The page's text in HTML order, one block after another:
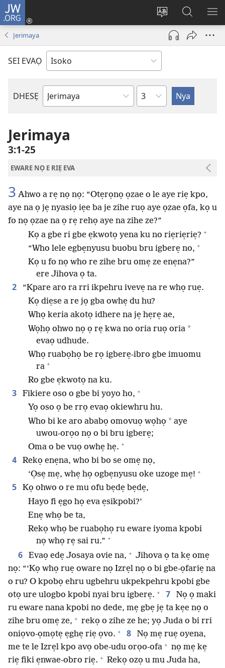
JW.ORG
Nwene
ẹvẹrẹ
Ro
Eva
(opens
window)
Gwọlọ
JW.ORG
Jerimaya
SEI EVAỌ
DHESẸ
Ebe
Uzou
Jerimaya
3:1-25
EWARE NỌ E RIẸ EVA
3 Ahwo a rẹ nọ nọ: “Otẹrọnọ ọzae o le aye riẹ kpo,
aye na ọ jẹ nyasiọ iẹe ba je zihe ruọ aye ọzae ọfa, kọ u
fo nọ ọzae na ọ rẹ rehọ aye na zihe ze?”
Kọ a gbe ri gbe ẹkwotọ yena ku no riẹriẹriẹ? +
“Who lele egbẹnyusu buobu bru igberẹ no, +
Kọ u fo nọ who re zihe bru omẹ ze enẹna?”
ere Jihova ọ ta.
2
“Kpare aro ra rri ikpehru ivevẹ na re whọ ruẹ.
Kọ diẹse a re jọ gba owhẹ du hu?
Whọ keria akotọ idhere na jẹ hẹrẹ ae,
Wọhọ ohwo nọ ọ rẹ kwa no oria ruọ oria *
evaọ udhude.
Whọ ruabọhọ be rọ igberẹ-ibro gbe imuomu
ra +
Ro gbe ẹkwotọ na ku.
3 Fikiere oso o gbe bi yoyo ho, +
Yọ oso ọ be rrọ evaọ okiewhru hu.
Who bi ke aro ababọ omovuọ wọhọ * aye
uwou-orọo nọ o bi bru igberẹ;
Oma o be vuọ owhẹ hẹ. +
4
Rekọ enẹna, who bi bo se omẹ nọ,
‘Ọsẹ mẹ, whẹ họ ogbẹnyusu oke uzoge mẹ! +
5
Kọ ohwo o re mu ofu bẹdẹ bẹdẹ,
Hayo fi ẹgo họ eva ẹsikpobi?’
Enẹ whọ be ta,
Rekọ whọ be ruabọhọ ru eware iyoma kpobi
nọ whọ rẹ sai ru.” +
6 Evaọ edẹ Josaya ovie na, + Jihova ọ ta kẹ omẹ
nọ: “‘Kọ whọ ruẹ oware nọ Izrẹl nọ o bi gbe-ọfariẹ na
o ru? O kpobọ ehru ugbehru ukpekpehru kpobi gbe
otọ ure ulogbo kpobi nyai bru igberẹ. + 7
Nọ ọ maki
ru eware nana kpobi no dede, mẹ gbẹ jẹ ta kẹe nọ o
zihe bru omẹ ze, + rekọ o zihe ze he; yọ Juda o bi rri
oniọvo-ọmọtẹ ẹghẹ riẹ ọvo. + 8
Nọ mẹ ruẹ oyena,
me te le Izrẹl kpo avọ obe-udu orọo-ofa + nọ mẹ kẹ
riẹ fiki ẹnwae-obro riẹ. + Rekọ ozọ u mu Juda ha,